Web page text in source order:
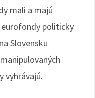
mali a majú
politicky
Slovensku
vyhrávajú.